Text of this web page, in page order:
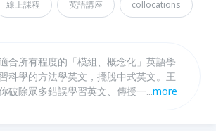
線上課程 英語講座 collocations
合所有程度的「模組、概念化」英語學
科學的方法學英文，擺脫中式英文。王
破除眾多錯誤學習英文、傳授一輩子受
...more